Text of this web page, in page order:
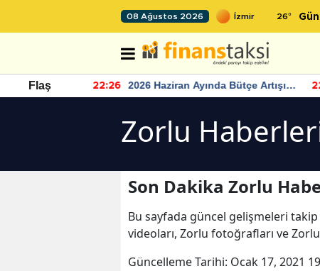
08 Ağustos 2026 26°
Flaş 22:26
2026 Haziran Ayında Bütçe Artışı
Yaşandı
Zorlu
Son Dakika Zorlu
Bu sayfada güncel gelişmeleri
videoları, Zorlu fotoğrafları ve
Güncelleme Tarihi: Ocak 17, 2021